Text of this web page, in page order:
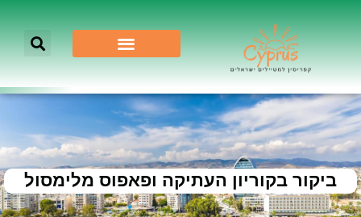
ביקור בקוריון העתיקה ופאפוס מלימסול